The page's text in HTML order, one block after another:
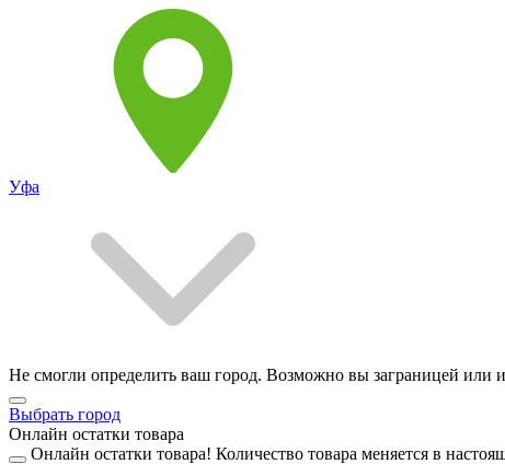
Уфа
Не смогли определить ваш город. Возможно вы заграницей или
Выбрать город
Онлайн остатки товара
Онлайн остатки товара! Количество товара меняется в